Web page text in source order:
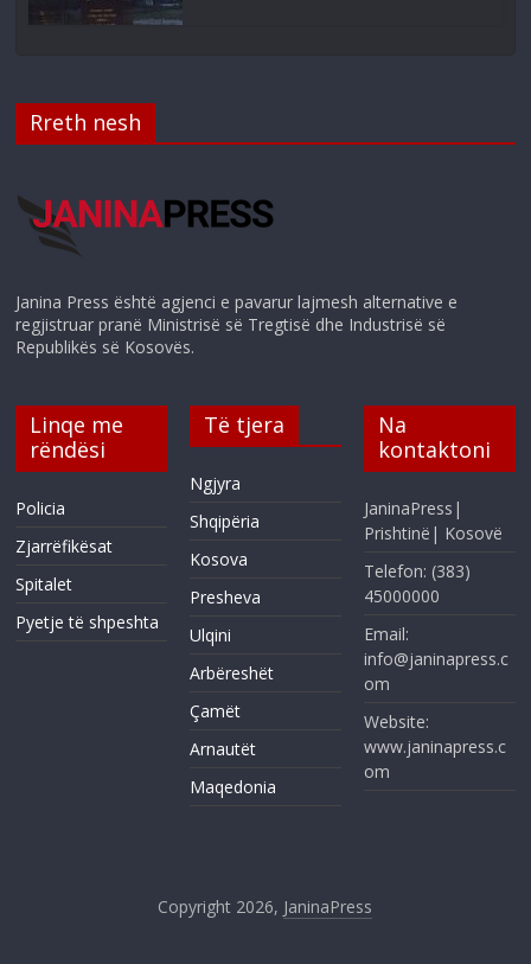
Rreth nesh
Janina Press është agjenci e pavarur lajmesh alternative e
regjistruar pranë Ministrisë së Tregtisë dhe Industrisë së
Republikës së Kosovës.
Linqe me
rëndësi
Policia
Zjarrëfikësat
Spitalet
Pyetje të shpeshta
Të tjera
Ngjyra
Shqipëria
Kosova
Presheva
Ulqini
Arbëreshët
Çamët
Arnautët
Maqedonia
Na
kontaktoni
JaninaPress|
Prishtinë| Kosovë
Telefon: (383)
45000000
Email:
info@janinapress.c
om
Website:
www.janinapress.c
om
Copyright 2026, JaninaPress